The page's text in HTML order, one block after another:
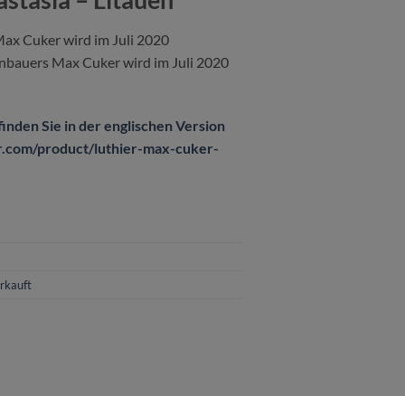
Cuker wird im Juli 2020
Max Cuker wird im Juli 2020
Sie in der englischen Version
product/luthier-max-cuker-